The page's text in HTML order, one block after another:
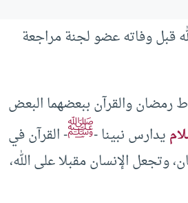
قبل وفاته عضو لجنة مراجعة
رمضان والقرآن ببعضهما البعض
يدارس نبينا -ﷺ- القرآن في
وتجعل الإنسان مقبلا على الله،